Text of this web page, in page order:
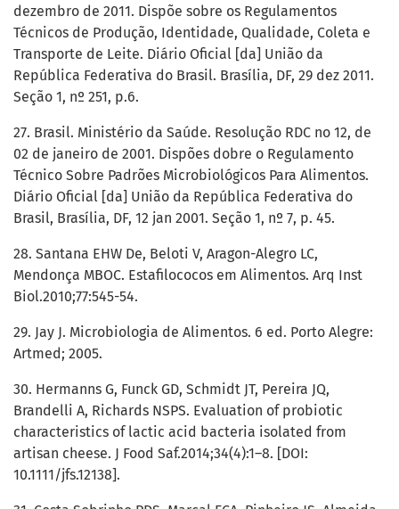
dezembro de 2011. Dispõe sobre os Regulamentos
Técnicos de Produção, Identidade, Qualidade, Coleta e
Transporte de Leite. Diário Oficial [da] União da
República Federativa do Brasil. Brasília, DF, 29 dez 2011.
Seção 1, nº 251, p.6.
27. Brasil. Ministério da Saúde. Resolução RDC no 12, de
02 de janeiro de 2001. Dispões dobre o Regulamento
Técnico Sobre Padrões Microbiológicos Para Alimentos.
Diário Oficial [da] União da República Federativa do
Brasil, Brasília, DF, 12 jan 2001. Seção 1, nº 7, p. 45.
28. Santana EHW De, Beloti V, Aragon-Alegro LC,
Mendonça MBOC. Estafilococos em Alimentos. Arq Inst
Biol.2010;77:545-54.
29. Jay J. Microbiologia de Alimentos. 6 ed. Porto Alegre:
Artmed; 2005.
30. Hermanns G, Funck GD, Schmidt JT, Pereira JQ,
Brandelli A, Richards NSPS. Evaluation of probiotic
characteristics of lactic acid bacteria isolated from
artisan cheese. J Food Saf.2014;34(4):1–8. [DOI:
10.1111/jfs.12138].